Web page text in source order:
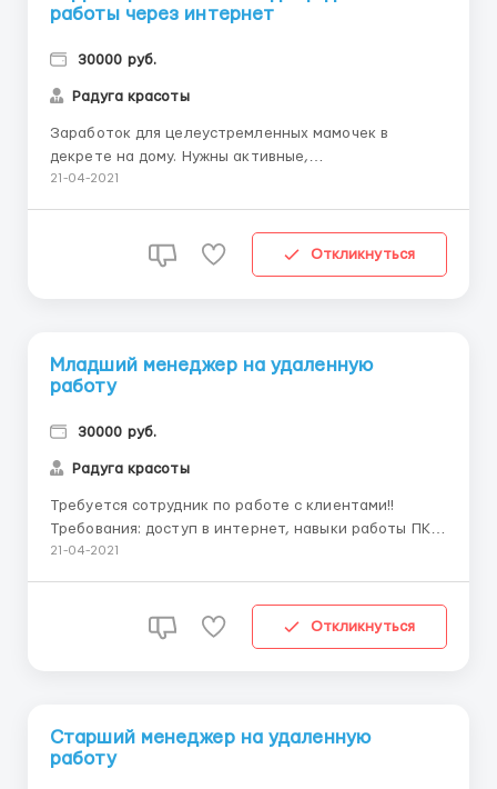
работы через интернет
30000 руб.
Радуга красоты
Заработок для целеустремленных мамочек в
декрете на дому. Нужны активные,
целеустремленные мамы, которые готовы работать
компьютера. Бесплатное обучение. Карьерный рост.
Ни какой беготни и суеты. Вам не придется р...
21-04-2021
Откликнуться
Младший менеджер на удаленную
работу
30000 руб.
Радуга красоты
Требуется сотрудник по работе с клиентами!!
Требования: доступ в интернет, навыки работы ПК.
Обязанности : Составление первичной
совмещение. Пишите! WhatsApp 8 963 236
1741/Telegram на номер 8 999 130 ...
21-04-2021
Откликнуться
Старший менеджер на удаленную
работу